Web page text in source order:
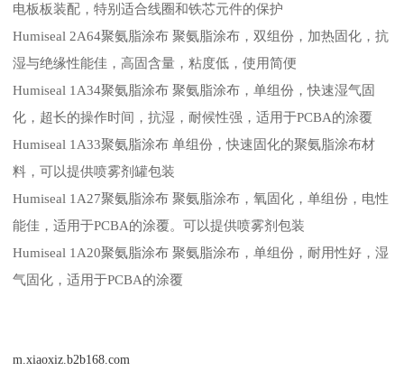
电板板装配，特别适合线圈和铁芯元件的保护
Humiseal 2A64聚氨脂涂布 聚氨脂涂布，双组份，加热固化，抗
湿与绝缘性能佳，高固含量，粘度低，使用简便
Humiseal 1A34聚氨脂涂布 聚氨脂涂布，单组份，快速湿气固
化，超长的操作时间，抗湿，耐候性强，适用于PCBA的涂覆
Humiseal 1A33聚氨脂涂布 单组份，快速固化的聚氨脂涂布材
料，可以提供喷雾剂罐包装
Humiseal 1A27聚氨脂涂布 聚氨脂涂布，氧固化，单组份，电性
能佳，适用于PCBA的涂覆。可以提供喷雾剂包装
Humiseal 1A20聚氨脂涂布 聚氨脂涂布，单组份，耐用性好，湿
气固化，适用于PCBA的涂覆
m.xiaoxiz.b2b168.com